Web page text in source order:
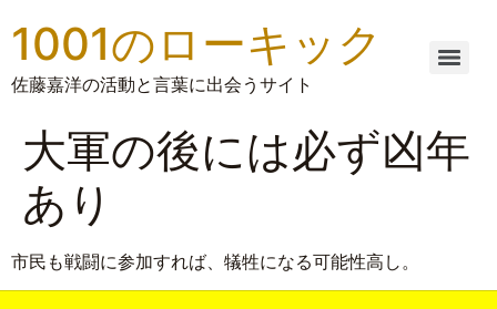
1001のローキック
佐藤嘉洋の活動と言葉に出会うサイト
大軍の後には必ず凶年
あり
市民も戦闘に参加すれば、犠牲になる可能性高し。